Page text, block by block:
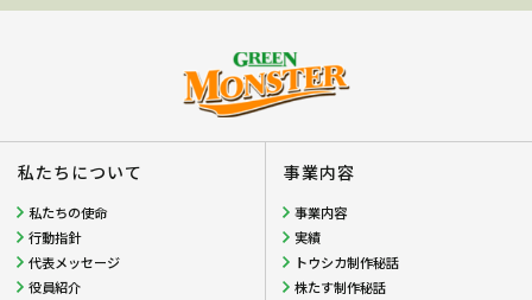
私たちについて
私たちの使命
行動指針
代表メッセージ
役員紹介
事業内容
事業内容
実績
トウシカ制作秘話
株たす制作秘話